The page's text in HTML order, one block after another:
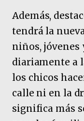
Además,
tendrá la
niños, jóvenes
diariamente a
los chicos
calle ni en la
significa más